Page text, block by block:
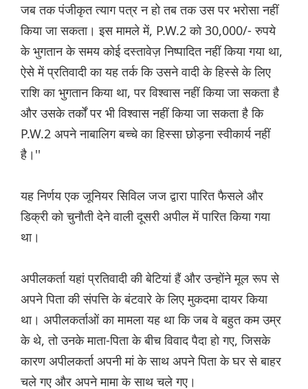
जब तक पंजीकृत त्याग पत्र न हो तब तक उस पर भरोसा नहीं
किया जा सकता। इस मामले में, P.W.2 को 30,000/- रुपये
के भुगतान के समय कोई दस्तावेज़ निष्पादित नहीं किया गया था,
ऐसे में प्रतिवादी का यह तर्क कि उसने वादी के हिस्से के लिए
राशि का भुगतान किया था, पर विश्वास नहीं किया जा सकता है
और उसके तर्कों पर भी विश्वास नहीं किया जा सकता है कि
P.W.2 अपने नाबालिग बच्चे का हिस्सा छोड़ना स्वीकार्य नहीं
है।''
यह निर्णय एक जूनियर सिविल जज द्वारा पारित फैसले और
डिक्री को चुनौती देने वाली दूसरी अपील में पारित किया गया
था।
अपीलकर्ता यहां प्रतिवादी की बेटियां हैं और उन्होंने मूल रूप से
अपने पिता की संपत्ति के बंटवारे के लिए मुकदमा दायर किया
था। अपीलकर्ताओं का मामला यह था कि जब वे बहुत कम उम्र
के थे, तो उनके माता-पिता के बीच विवाद पैदा हो गए, जिसके
कारण अपीलकर्ता अपनी मां के साथ अपने पिता के घर से बाहर
चले गए और अपने मामा के साथ चले गए।